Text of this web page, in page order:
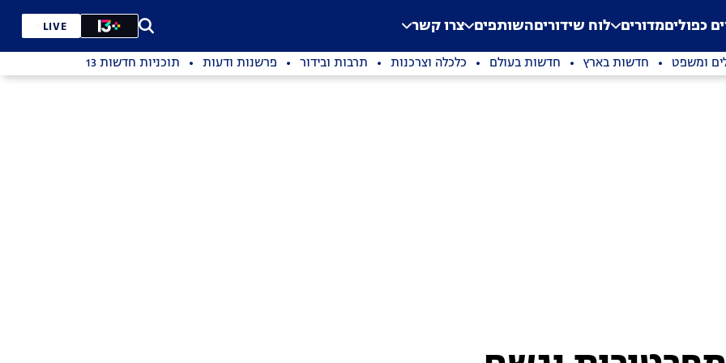
Application error: a
. כפוליםמדורים לוח שידוריםהשותפים צרו קשר LIVE
ומשפט חדשות בארץ חדשות בעולם כלכלה וצרכנות תרבות ובידור פרשנות ודעות תוכניות חדשות 13